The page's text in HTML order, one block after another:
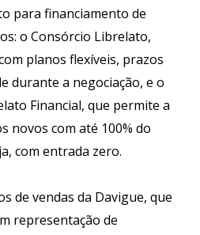
para financiamento de
o Consórcio Librelato,
planos flexíveis, prazos
durante a negociação, e o
Financial, que permite a
novos com até 100% do
com entrada zero.
de vendas da Davigue, que
representação de